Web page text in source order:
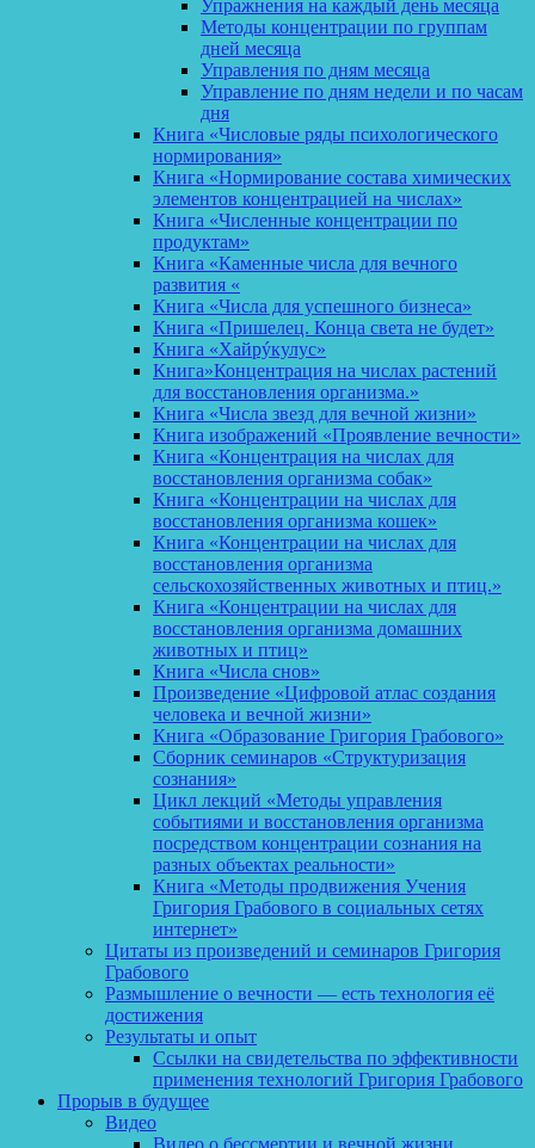
Упражнения на каждый день месяца
Методы концентрации по группам
дней месяца
Управления по дням месяца
Управление по дням недели и по часам
дня
Книга «Числовые ряды психологического
нормирования»
Книга «Нормирование состава химических
элементов концентрацией на числах»
Книга «Численные концентрации по
продуктам»
Книга «Каменные числа для вечного
развития «
Книга «Числа для успешного бизнеса»
Книга «Пришелец. Конца света не будет»
Книга «Хайрýкулус»
Книга»Концентрация на числах растений
для восстановления организма.»
Книга «Числа звезд для вечной жизни»
Книга изображений «Проявление вечности»
Книга «Концентрация на числах для
восстановления организма собак»
Книга «Концентрации на числах для
восстановления организма кошек»
Книга «Концентрации на числах для
восстановления организма
сельскохозяйственных животных и птиц.»
Книга «Концентрации на числах для
восстановления организма домашних
животных и птиц»
Книга «Числа снов»
Произведение «Цифровой атлас создания
человека и вечной жизни»
Книга «Образование Григория Грабового»
Сборник семинаров «Структуризация
сознания»
Цикл лекций «Методы управления
событиями и восстановления организма
посредством концентрации сознания на
разных объектах реальности»
Книга «Методы продвижения Учения
Григория Грабового в социальных сетях
интернет»
Цитаты из произведений и семинаров Григория
Грабового
Размышление о вечности — есть технология её
достижения
Результаты и опыт
Ссылки на свидетельства по эффективности
применения технологий Григория Грабового
Прорыв в будущее
Видео